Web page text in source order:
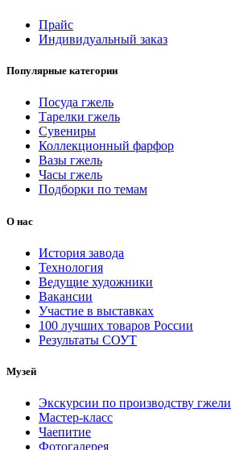
Прайс
Индивидуальный заказ
Популярные категории
Посуда гжель
Тарелки гжель
Сувениры
Коллекционный фарфор
Вазы гжель
Часы гжель
Подборки по темам
О нас
История завода
Технология
Ведущие художники
Вакансии
Участие в выставках
100 лучших товаров России
Результаты СОУТ
Музей
Экскурсии по производству гжели
Мастер-класс
Чаепитие
Фотогалерея